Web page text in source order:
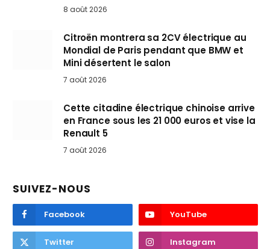
8 août 2026
Citroën montrera sa 2CV électrique au
Mondial de Paris pendant que BMW et
Mini désertent le salon
7 août 2026
Cette citadine électrique chinoise arrive
en France sous les 21 000 euros et vise la
Renault 5
7 août 2026
SUIVEZ-NOUS
Facebook YouTube
Twitter Instagram